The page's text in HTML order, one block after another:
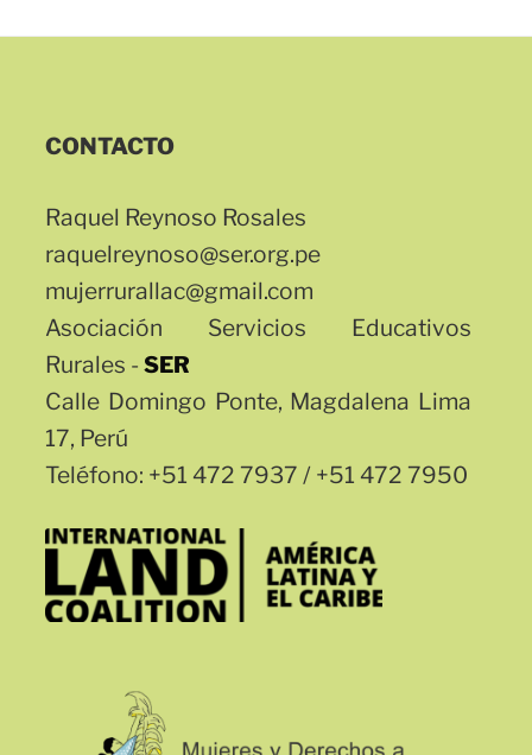
CONTACTO
Raquel Reynoso Rosales
raquelreynoso@ser.org.pe
mujerrurallac@gmail.com
Asociación Servicios Educativos
Rurales -SER
Calle Domingo Ponte, Magdalena Lima
17, Perú
Teléfono: +51 472 7937 / +51 472 7950